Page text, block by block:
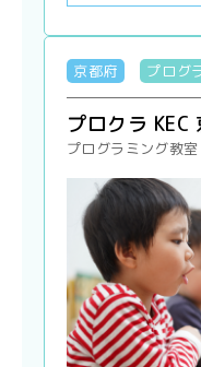
京都府 プログ
プロクラ KEC
プログラミング教室